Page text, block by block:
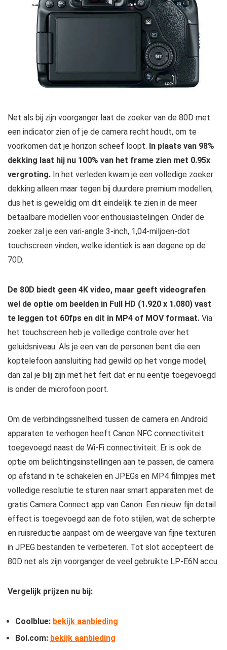
Net als bij zijn voorganger laat de zoeker van de 80D met
een indicator zien of je de camera recht houdt, om te
voorkomen dat je horizon scheef loopt. In plaats van 98%
dekking laat hij nu 100% van het frame zien met 0.95x
vergroting. In het verleden kwam je een volledige zoeker
dekking alleen maar tegen bij duurdere premium modellen,
dus het is geweldig om dit eindelijk te zien in de meer
betaalbare modellen voor enthousiastelingen. Onder de
zoeker zal je een vari-angle 3-inch, 1,04-miljoen-dot
touchscreen vinden, welke identiek is aan degene op de
70D.
De 80D biedt geen 4K video, maar geeft videografen
wel de optie om beelden in Full HD (1.920 x 1.080) vast
te leggen tot 60fps en dit in MP4 of MOV formaat. Via
het touchscreen heb je volledige controle over het
geluidsniveau. Als je een van de personen bent die een
koptelefoon aansluiting had gewild op het vorige model,
dan zal je blij zijn met het feit dat er nu eentje toegevoegd
is onder de microfoon poort.
Om de verbindingssnelheid tussen de camera en Android
apparaten te verhogen heeft Canon NFC connectiviteit
toegevoegd naast de Wi-Fi connectiviteit. Er is ook de
optie om belichtingsinstellingen aan te passen, de camera
op afstand in te schakelen en JPEGs en MP4 filmpjes met
volledige resolutie te sturen naar smart apparaten met de
gratis Camera Connect app van Canon. Een nieuw fijn detail
effect is toegevoegd aan de foto stijlen, wat de scherpte
en ruisreductie aanpast om de weergave van fijne texturen
in JPEG bestanden te verbeteren. Tot slot accepteert de
80D net als zijn voorganger de veel gebruikte LP-E6N accu.
Vergelijk prijzen nu bij:
Coolblue: bekijk aanbieding
Bol.com: bekijk aanbieding